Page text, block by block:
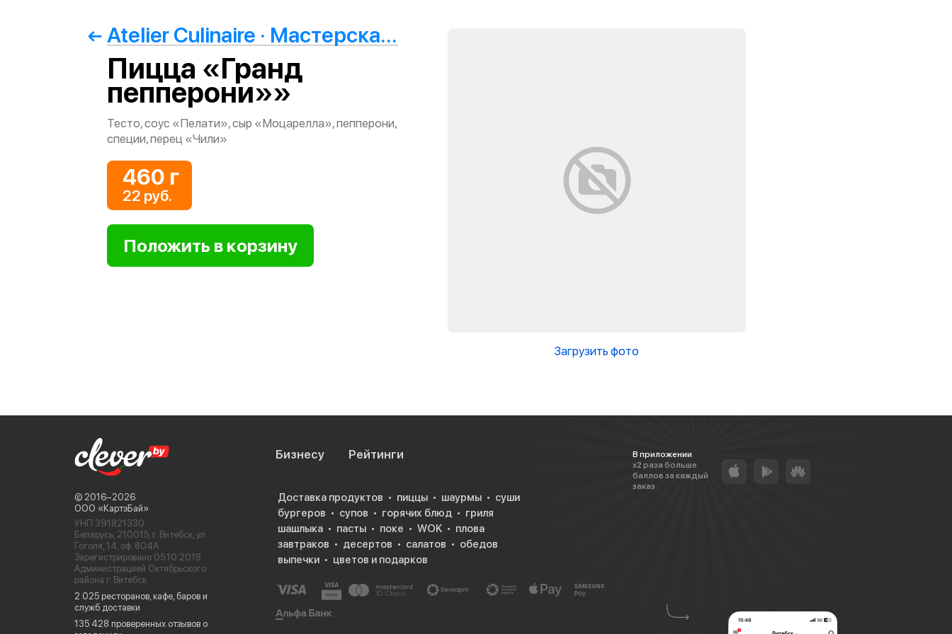
Atelier Culinaire · Мастерская еды
Пицца «Гранд
пепперони»»
Тесто, соус «Пелати», сыр «Моцарелла», пепперони,
специи, перец «Чили»
460 г
22 руб.
Загрузить фото
© 2016−2026
ООО «КартэБай»
УНП 391821330
Беларусь, 210015, г. Витебск, ул.
Гоголя, 14, оф. 804А
Зарегистрировано 05.10.2018
Администрацией Октябрьского
района г. Витебск
2 025 ресторанов, кафе, баров и
служб доставки
135 428 проверенных отзывов о
Бизнесу Рейтинги
В приложении
х2 раза больше
баллов за каждый
заказ
Доставка продуктов пиццы шаурмы
суши
бургеров
супов горячих блюд
гриля
шашлыка
пасты поке WOK
плова
завтраков
десертов салатов
обедов
выпечки
цветов и подарков